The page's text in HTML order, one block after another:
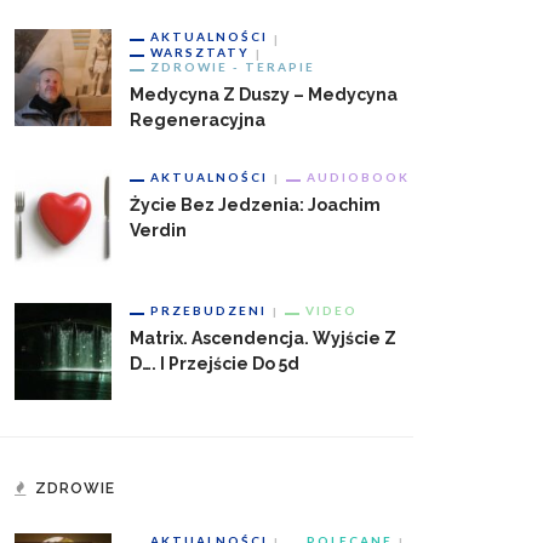
AKTUALNOŚCI
WARSZTATY
ZDROWIE - TERAPIE
Medycyna Z Duszy – Medycyna
Regeneracyjna
AKTUALNOŚCI AUDIOBOOK
Życie Bez Jedzenia: Joachim
Verdin
PRZEBUDZENI VIDEO
Matrix. Ascendencja. Wyjście Z
D…. I Przejście Do 5d
ZDROWIE